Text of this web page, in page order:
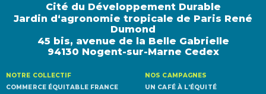
Cité du Développement Durable
Jardin d‘agronomie tropicale de Paris René
Dumond
45 bis, avenue de la Belle Gabrielle
94130 Nogent-sur-Marne Cedex
NOTRE COLLECTIF
COMMERCE ÉQUITABLE FRANCE
NOS CAMPAGNES
UN CAFÉ À L’ÉQUITÉ